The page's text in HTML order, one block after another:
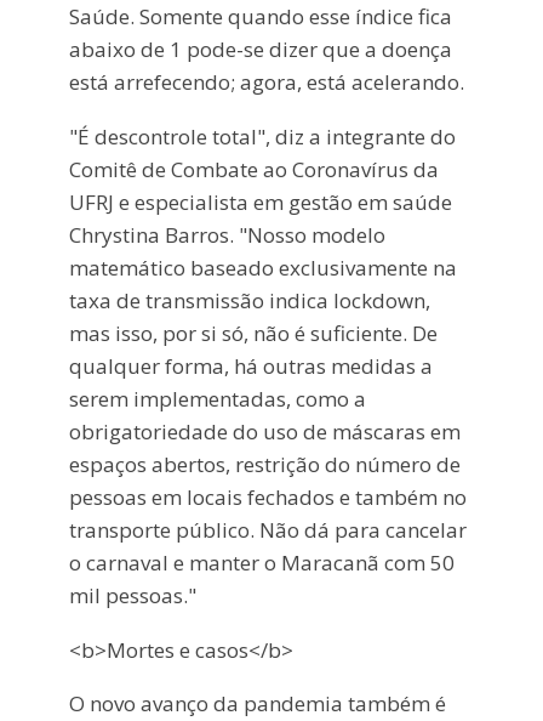
Saúde. Somente quando esse índice fica
abaixo de 1 pode-se dizer que a doença
está arrefecendo; agora, está acelerando.
"É descontrole total", diz a integrante do
Comitê de Combate ao Coronavírus da
UFRJ e especialista em gestão em saúde
Chrystina Barros. "Nosso modelo
matemático baseado exclusivamente na
taxa de transmissão indica lockdown,
mas isso, por si só, não é suficiente. De
qualquer forma, há outras medidas a
serem implementadas, como a
obrigatoriedade do uso de máscaras em
espaços abertos, restrição do número de
pessoas em locais fechados e também no
transporte público. Não dá para cancelar
o carnaval e manter o Maracanã com 50
mil pessoas."
<b>Mortes e casos</b>
O novo avanço da pandemia também é